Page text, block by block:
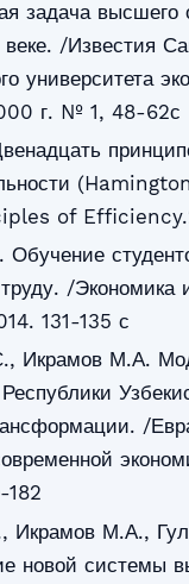
задача высшего
/Известия
университета
г. № 1, 48-62с
of
/Экономика
131-135 с
Икрамов М.А.
/
182
Икрамов М.А.,
новой системы